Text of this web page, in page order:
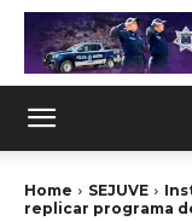
Home SEJUVE
replicar programa